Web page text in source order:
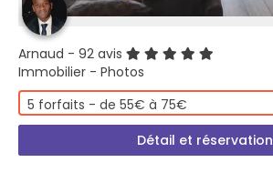
Arnaud - 92 avis
Immobilier - Photos
5 forfaits - de 55€ à 75€
Détail et réservation